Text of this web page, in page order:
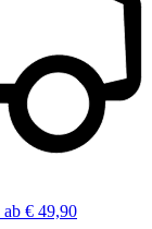
ab € 49,90